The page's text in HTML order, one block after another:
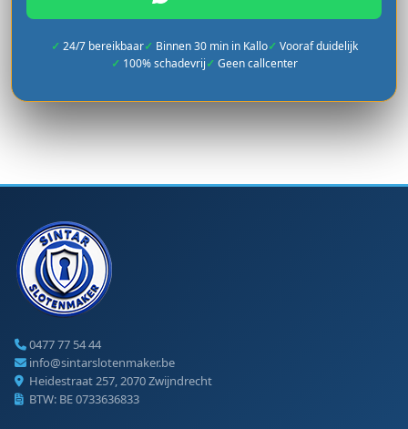
24/7 bereikbaar Binnen 30 min in Kallo
Vooraf duidelijk
100% schadevrij
Geen callcenter
0477 77 54 44
info@sintarslotenmaker.be
Heidestraat 257, 2070 Zwijndrecht
BTW: BE 0733636833